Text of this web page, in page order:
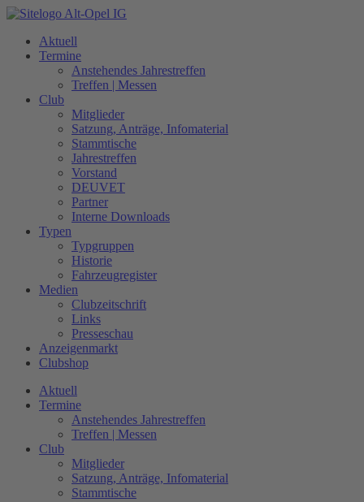
Zum
springenAktuell
Termine
Anstehendes Jahrestreffen
Treffen | Messen
Club
Mitglieder
Satzung, Anträge, Infomaterial
Stammtische
Jahrestreffen
Vorstand
DEUVET
Partner
Interne Downloads
Typen
Typgruppen
Historie
Fahrzeugregister
Medien
Clubzeitschrift
Links
Presseschau
Anzeigenmarkt
Clubshop
Aktuell
Termine
Anstehendes Jahrestreffen
Treffen | Messen
Club
Mitglieder
Satzung, Anträge, Infomaterial
Stammtische